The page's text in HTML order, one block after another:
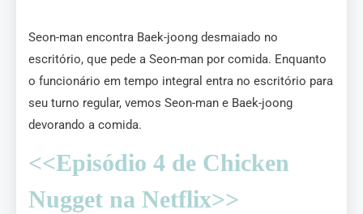
Seon-man encontra Baek-joong desmaiado no
escritório, que pede a Seon-man por comida. Enquanto
o funcionário em tempo integral entra no escritório para
seu turno regular, vemos Seon-man e Baek-joong
devorando a comida.
<<Episódio 4 de Chicken
Nugget na Netflix>>